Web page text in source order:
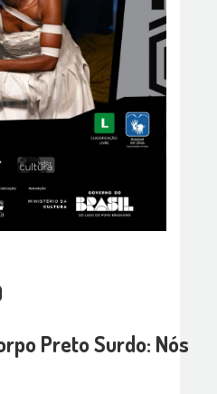
Preto Surdo: Nós